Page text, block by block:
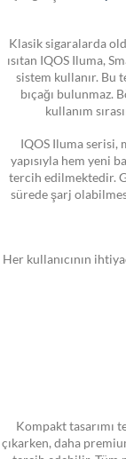
Klasik sigaralarda
ısıtan IQOS Iluma,
sistem kullanır. Bu
bıçağı bulunmaz.
kullanım
IQOS Iluma serisi,
yapısıyla hem yeni
tercih edilmektedir.
sürede şarj
Her kullanıcının
Kompakt tasarımı
çıkarken, daha